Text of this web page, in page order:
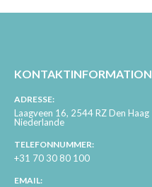
KONTAKTINFORMATION
ADRESSE:
Laagveen 16, 2544 RZ Den Haag
Niederlande
TELEFONNUMMER:
+31 70 30 80 100
EMAIL: